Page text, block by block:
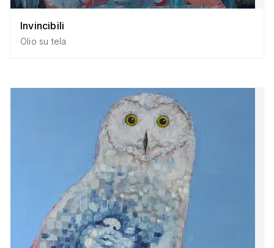
Invincibili
Olio su tela